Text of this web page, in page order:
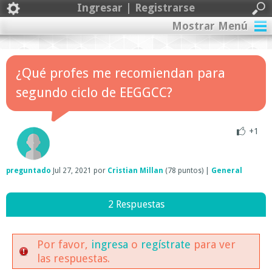
Ingresar | Registrarse
Mostrar Menú
¿Qué profes me recomiendan para
segundo ciclo de EEGGCC?
+1
preguntado Jul 27, 2021 por Cristian Millan (78 puntos) General
2 Respuestas
Por favor, ingresa o regístrate para ver
las respuestas.